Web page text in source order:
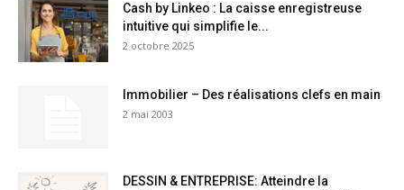
Cash by Linkeo : La caisse enregistreuse
intuitive qui simplifie le...
2 octobre 2025
Immobilier – Des réalisations clefs en main
2 mai 2003
DESSIN & ENTREPRISE: Atteindre la